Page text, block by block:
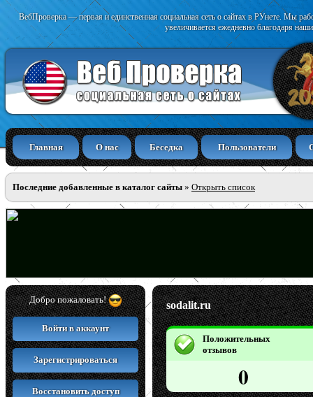
ВебПроверка — первая и единственная социальная сеть о сайтах в РУнете. Мы
увеличивается ежедневно благодаря
Главная О нас Беседка Пользователи
Последние добавленные в каталог сайты » Открыть список
Добро пожаловать!
Войти в аккаунт
Зарегистрироваться
Восстановить доступ
sodalit.ru
Положительных
отзывов
0